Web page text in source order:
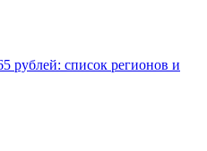
рублей: список регионов и